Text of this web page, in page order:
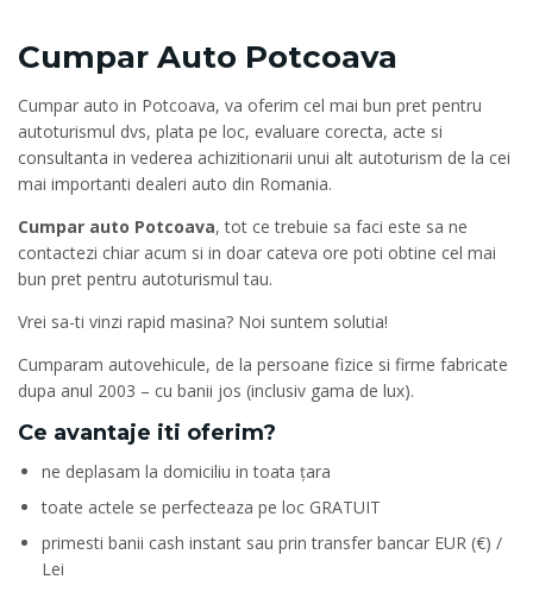
Cumpar Auto Potcoava
Cumpar auto in Potcoava, va oferim cel mai bun pret pentru
autoturismul dvs, plata pe loc, evaluare corecta, acte si
consultanta in vederea achizitionarii unui alt autoturism de la cei
mai importanti dealeri auto din Romania.
Cumpar auto Potcoava, tot ce trebuie sa faci este sa ne
contactezi chiar acum si in doar cateva ore poti obtine cel mai
bun pret pentru autoturismul tau.
Vrei sa-ti vinzi rapid masina? Noi suntem solutia!
Cumparam autovehicule, de la persoane fizice si firme fabricate
dupa anul 2003 – cu banii jos (inclusiv gama de lux).
Ce avantaje iti oferim?
ne deplasam la domiciliu in toata țara
toate actele se perfecteaza pe loc GRATUIT
primesti banii cash instant sau prin transfer bancar EUR (€) /
Lei